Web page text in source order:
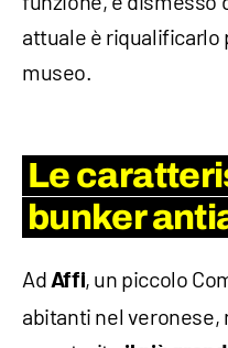
attuale è riqualificarlo
museo.
Le
bunker
Ad Affi, un piccolo
abitanti nel veronese,